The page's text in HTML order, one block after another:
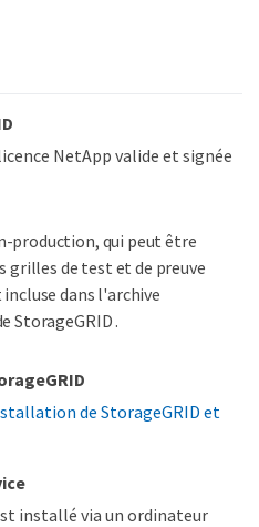
NetApp valide et signée
production, qui peut être
grilles de test et de preuve
dans l'archive
StorageGRID .
de StorageGRID et
installé via un ordinateur